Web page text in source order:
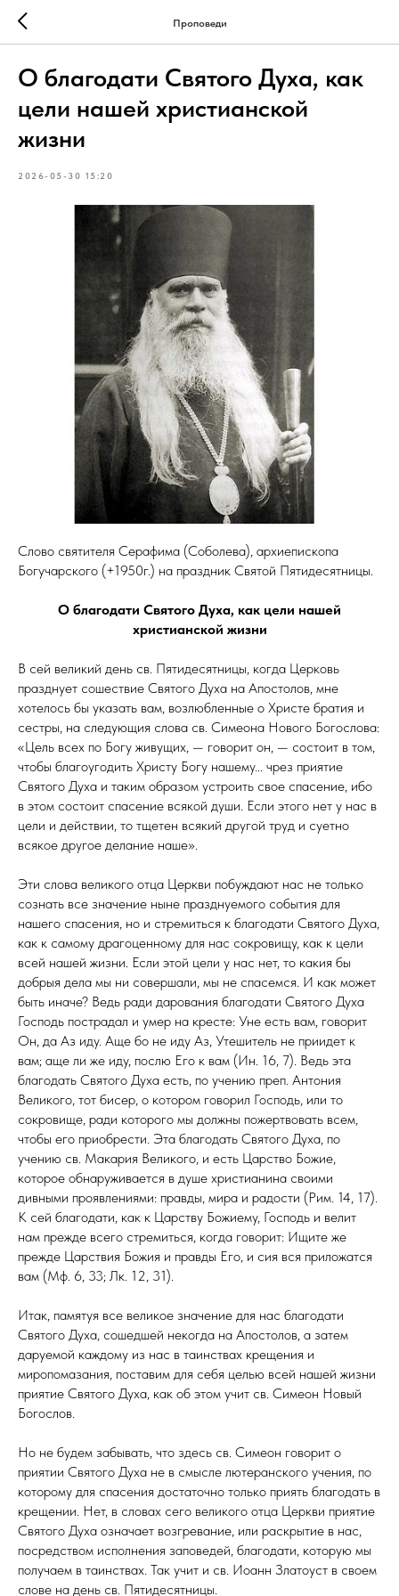
Проповеди
О благодати Святого Духа, как
цели нашей христианской
жизни
2026-05-30 15:20
Слово святителя Серафима (Соболева), архиепископа
Богучарского (+1950г.) на праздник Святой Пятидесятницы.
О благодати Святого Духа, как цели нашей
христианской жизни
В сей великий день св. Пятидесятницы, когда Церковь
празднует сошествие Святого Духа на Апостолов, мне
хотелось бы указать вам, возлюбленные о Христе братия и
сестры, на следующия слова св. Симеона Нового Богослова:
«Цель всех по Богу живущих, — говорит он, — состоит в том,
чтобы благоугодить Христу Богу нашему... чрез приятие
Святого Духа и таким образом устроить свое спасение, ибо
в этом состоит спасение всякой души. Если этого нет у нас в
цели и действии, то тщетен всякий другой труд и суетно
всякое другое делание наше».
Эти слова великого отца Церкви побуждают нас не только
сознать все значение ныне празднуемого события для
нашего спасения, но и стремиться к благодати Святого Духа,
как к самому драгоценному для нас сокровищу, как к цели
всей нашей жизни. Если этой цели у нас нет, то какия бы
добрыя дела мы ни совершали, мы не спасемся. И как может
быть иначе? Ведь ради дарования благодати Святого Духа
Господь пострадал и умер на кресте: Уне есть вам, говорит
Он, да Аз иду. Аще бо не иду Аз, Утешитель не приидет к
вам; аще ли же иду, послю Его к вам (Ин. 16, 7). Ведь эта
благодать Святого Духа есть, по учению преп. Антония
Великого, тот бисер, о котором говорил Господь, или то
сокровище, ради которого мы должны пожертвовать всем,
чтобы его приобрести. Эта благодать Святого Духа, по
учению св. Макария Великого, и есть Царство Божие,
которое обнаруживается в душе христианина своими
дивными проявлениями: правды, мира и радости (Рим. 14, 17).
К сей благодати, как к Царству Божиему, Господь и велит
нам прежде всего стремиться, когда говорит: Ищите же
прежде Царствия Божия и правды Его, и сия вся приложатся
вам (Мф. 6, 33; Лк. 12, 31).
Итак, памятуя все великое значение для нас благодати
Святого Духа, сошедшей некогда на Апостолов, а затем
даруемой каждому из нас в таинствах крещения и
миропомазания, поставим для себя целью всей нашей жизни
приятие Святого Духа, как об этом учит св. Симеон Новый
Богослов.
Но не будем забывать, что здесь св. Симеон говорит о
приятии Святого Духа не в смысле лютеранского учения, по
которому для спасения достаточно только приять благодать в
крещении. Нет, в словах сего великого отца Церкви приятие
Святого Духа означает возгревание, или раскрытие в нас,
посредством исполнения заповедей, благодати, которую мы
получаем в таинствах. Так учит и св. Иоанн Златоуст в своем
слове на день св. Пятидесятницы.